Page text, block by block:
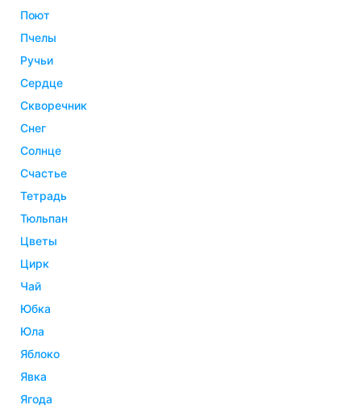
поют
пчелы
ручьи
сердце
скворечник
снег
солнце
счастье
тетрадь
тюльпан
цветы
цирк
чай
юбка
юла
яблоко
явка
ягода